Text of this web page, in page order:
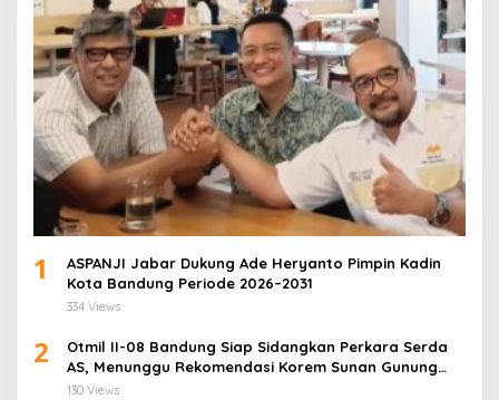
1
ASPANJI Jabar Dukung Ade Heryanto Pimpin Kadin
Kota Bandung Periode 2026–2031
334 Views
2
Otmil II-08 Bandung Siap Sidangkan Perkara Serda
AS, Menunggu Rekomendasi Korem Sunan Gunung
Jati Cirebon
130 Views